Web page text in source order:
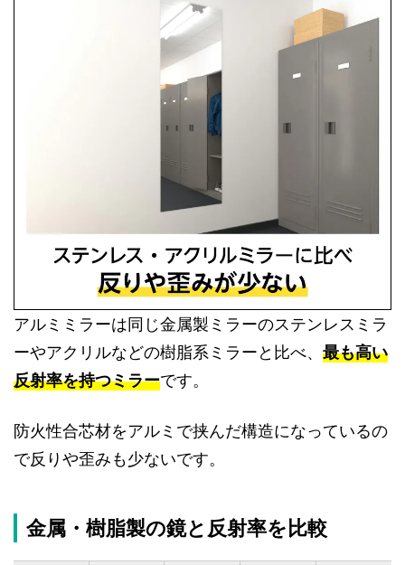
アルミミラーは同じ金属製ミラーのステンレスミラ
ーやアクリルなどの樹脂系ミラーと比べ、 最も高い
反射率を持つミラーです。
防火性合芯材をアルミで挟んだ構造になっているの
で反りや歪みも少ないです。
金属・樹脂製の鏡と反射率を比較